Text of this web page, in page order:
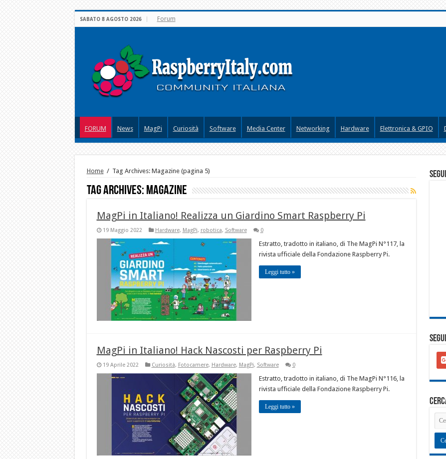
SABATO 8 AGOSTO 2026 Forum
FORUM News MagPi Curiosità Software Media Center Networking Hardware Elettronica & GPIO
Home / Tag Archives: Magazine(pagina 5)
Tag Archives: Magazine
MagPi in Italiano! Realizza un Giardino Smart Raspberry Pi
19 Maggio 2022 Hardware, MagPi, robotica, Software 0
Estratto, tradotto in italiano, di The MagPi N°117, la
rivista ufficiale della Fondazione Raspberry Pi.
Leggi tutto »
MagPi in Italiano! Hack Nascosti per Raspberry Pi
19 Aprile 2022 Curiosità, Fotocamere, Hardware, MagPi, Software 0
Estratto, tradotto in italiano, di The MagPi N°116, la
rivista ufficiale della Fondazione Raspberry Pi.
Leggi tutto »